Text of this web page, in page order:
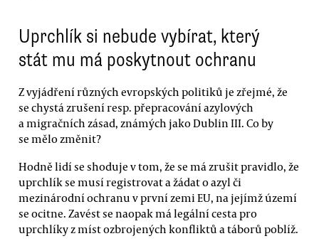
Uprchlík si nebude vybírat, který
stát mu má poskytnout ochranu
Z vyjádření různých evropských politiků je zřejmé, že
se chystá zrušení resp. přepracování azylových
a migračních zásad, známých jako Dublin III. Co by
se mělo změnit?
Hodně lidí se shoduje v tom, že se má zrušit pravidlo, že
uprchlík se musí registrovat a žádat o azyl či
mezinárodní ochranu v první zemi EU, na jejímž území
se ocitne. Zavést se naopak má legální cesta pro
uprchlíky z míst ozbrojených konfliktů a táborů poblíž.